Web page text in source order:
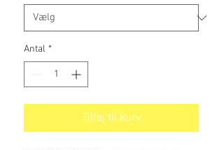
Antal *
Tilføj til kurv